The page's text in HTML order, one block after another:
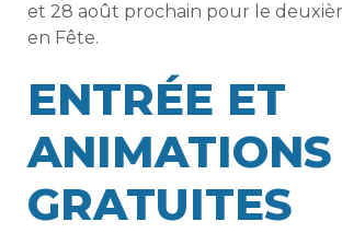
et 28 août prochain pour le
en Fête.
ENTRÉE ET
ANIMATIONS
GRATUITES